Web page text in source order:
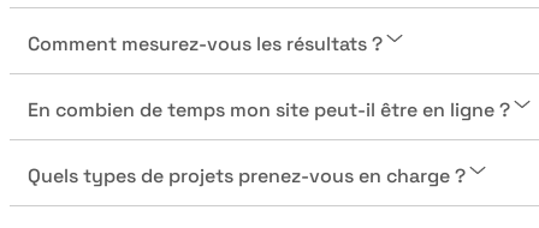
Comment mesurez-vous les résultats ?
En combien de temps mon site peut-il être en ligne ?
Quels types de projets prenez-vous en charge ?